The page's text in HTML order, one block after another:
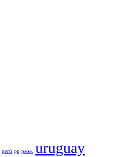
perú pp psoe. uruguay